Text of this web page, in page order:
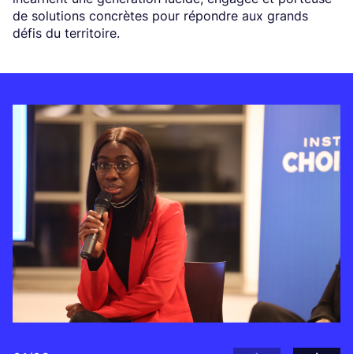
de solutions concrètes pour répondre aux grands
défis du territoire.